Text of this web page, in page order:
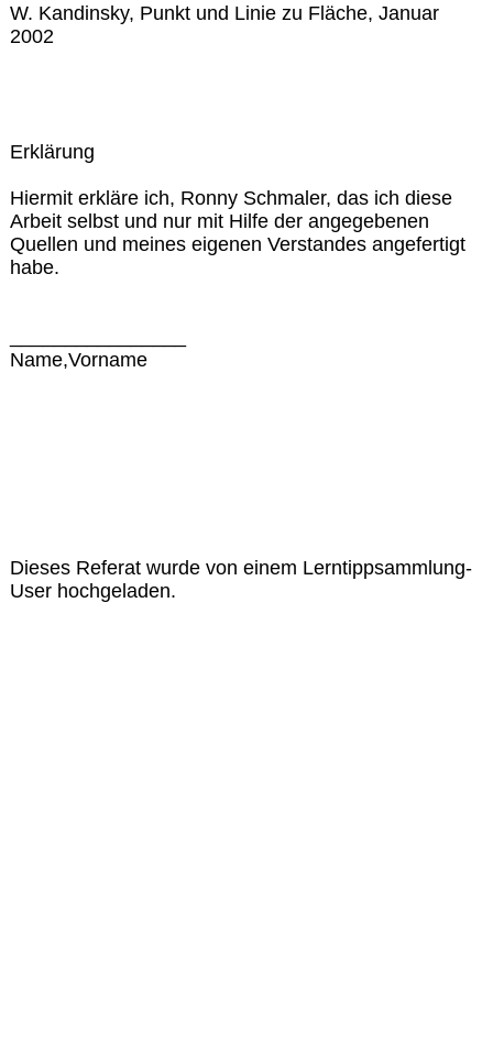
W. Kandinsky, Punkt und Linie zu Fläche, Januar
2002
Erklärung
Hiermit erkläre ich, Ronny Schmaler, das ich diese
Arbeit selbst und nur mit Hilfe der angegebenen
Quellen und meines eigenen Verstandes angefertigt
habe.
Name,Vorname
Dieses Referat wurde von einem Lerntippsammlung-
User hochgeladen.